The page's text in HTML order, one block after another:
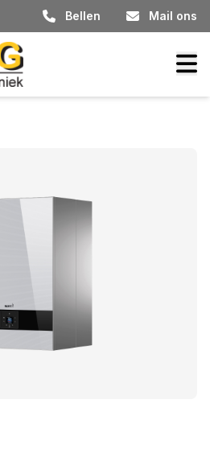
Bellen Mail ons